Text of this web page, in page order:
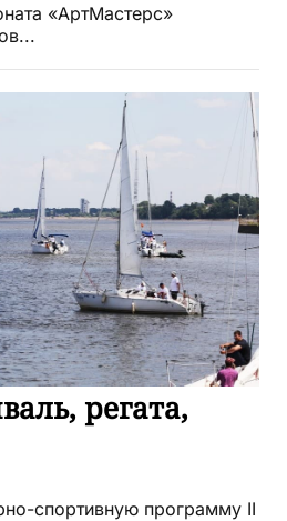
«АртМастерс»
регата,
спортивную программу II